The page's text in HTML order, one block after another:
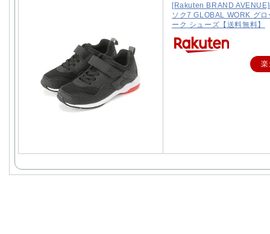
[Rakuten BRAND
ソク7 GLOBAL WORK グロ
ーク シューズ【送料無料】